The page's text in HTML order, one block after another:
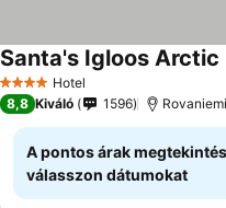
4 KategóriaHotel
Santa's Igloos Arctic
8,8 Kiváló 1596 Rovaniemi
A pontos árak
válasszon dátumokat